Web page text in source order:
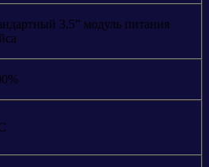
3.5” модуль питания